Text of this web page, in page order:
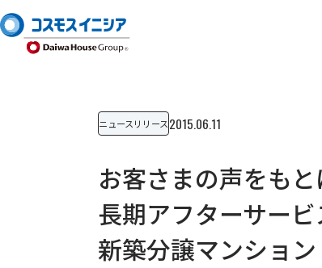
ニュースリリース2015.06.11
お客さまの声をも
長期アフターサー
新築分譲マンショ